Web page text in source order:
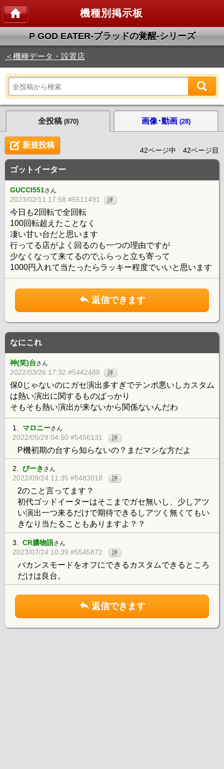
機種別掲示板
P GOD EATER‐ブラッドの覚醒‐シリーズ
＜機種データ・設置店
全投稿 (870) 画像･動画 (28)
新規投稿
42ページ中 42ページ目
ゴットイーター
GUCCI551さん
2023/02/11 17:58 #5511491 評
今日も2回転で全回転
100回転超えたことなく
凄い甘い台だと思います
行ってる店がよく回るのも一つの理由ですが
少なくなって来てるのでふらっと立ち寄って
1000円入れて当たったらラッキー程度でいいと思います
返信できます
なにこれ
神(笑)台さん
2022/03/26 17:32 #5442488 評
保0じゃないのにガセ演出多すぎでテンポ悪いしカスタム
は熱い演出に関するものばっかり
そもそも熱い演出が来ないから関係ないんだわ
1. マロニーさん
2022/05/29 04:50 #5456131 評
P機初期の台すら知らないの？まだマシな方だよ
2. びーき さん
2022/09/24 11:35 #5483018 評
2のこと言ってます？
初代ゴッドイーターはそこまでガセ無いし、少しアツ
い演出一つ来るだけで期待できるしアツく無くてもい
きなり当たることもありますよ？？
3. CR膿物語さん
2023/07/24 10:39 #5545872 評
バカンスモードをオフにできるカスタムできるところ
だけは良台。
返信できます